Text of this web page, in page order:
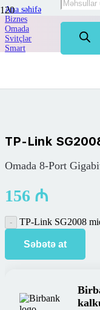
TP-Link
50%-
Ana səhifə
Biznes
Omada
Svitçlər
Smart
TP-Link
Omada 8-Port
156 ₼
TP-Link SG2008
Səbətə at